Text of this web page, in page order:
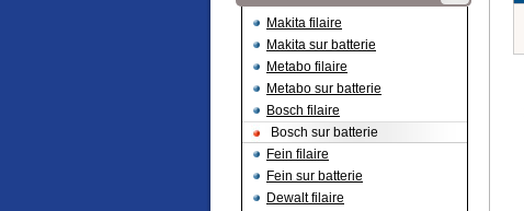
Makita filaire
Makita sur batterie
Metabo filaire
Metabo sur batterie
Bosch filaire
Bosch sur batterie
Fein filaire
Fein sur batterie
Dewalt filaire